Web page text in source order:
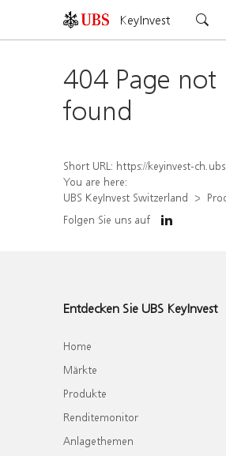
KeyInvest
404 Page not
found
Short URL: https://keyinvest-ch.ubs.com/produkt/detail/
You are here:
UBS KeyInvest Switzerland
Folgen Sie uns auf
Entdecken Sie UBS KeyInvest
Home
Märkte
Produkte
Renditemonitor
Anlagethemen